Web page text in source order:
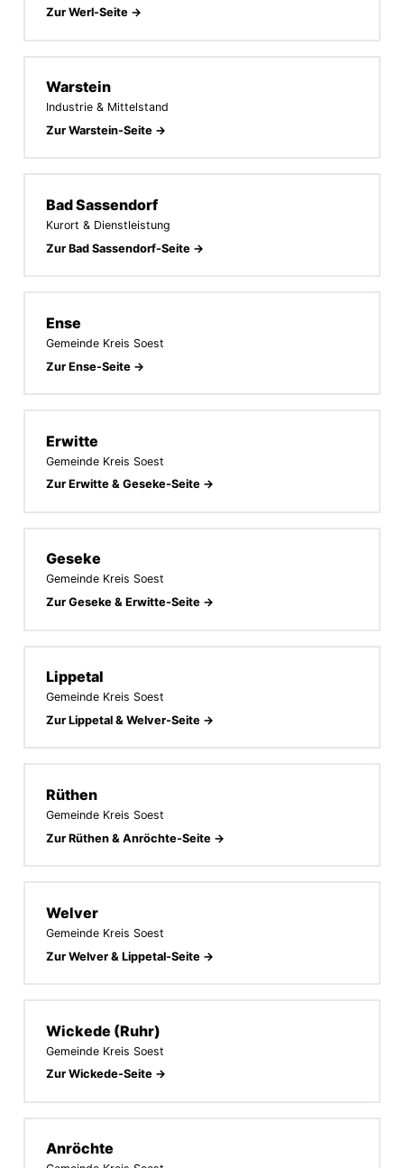
Zur Werl-Seite →
Warstein
Industrie & Mittelstand
Zur Warstein-Seite →
Bad Sassendorf
Kurort & Dienstleistung
Zur Bad Sassendorf-Seite →
Ense
Gemeinde Kreis Soest
Zur Ense-Seite →
Erwitte
Gemeinde Kreis Soest
Zur Erwitte & Geseke-Seite →
Geseke
Gemeinde Kreis Soest
Zur Geseke & Erwitte-Seite →
Lippetal
Gemeinde Kreis Soest
Zur Lippetal & Welver-Seite →
Rüthen
Gemeinde Kreis Soest
Zur Rüthen & Anröchte-Seite →
Welver
Gemeinde Kreis Soest
Zur Welver & Lippetal-Seite →
Wickede (Ruhr)
Gemeinde Kreis Soest
Zur Wickede-Seite →
Anröchte